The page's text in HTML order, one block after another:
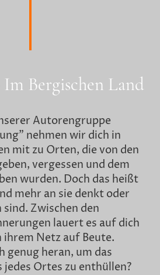
Im Bergischen Land
Autorengruppe
nehmen wir dich in
mit zu Orten, die von den
vergessen und dem
wurden. Doch das heißt
mehr an sie denkt oder
sind. Zwischen den
lauert es auf dich
ihrem Netz auf Beute.
genug heran, um das
jedes Ortes zu enthüllen?